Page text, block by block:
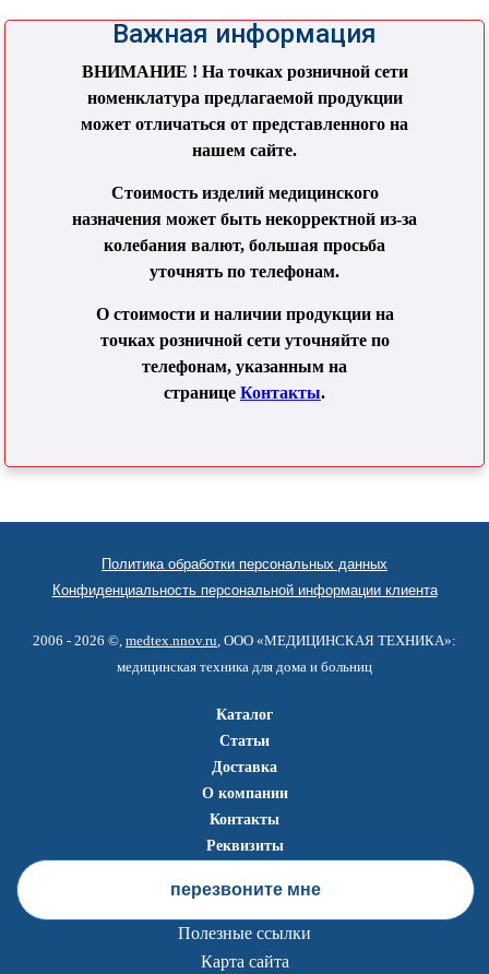
Важная информация
ВНИМАНИЕ ! На точках розничной сети
номенклатура предлагаемой продукции
может отличаться от представленного на
нашем сайте.
Стоимость изделий медицинского
назначения может быть некорректной из-за
колебания валют, большая просьба
уточнять по телефонам.
О стоимости и наличии продукции на
точках розничной сети уточняйте по
телефонам, указанным на
странице Контакты.
Политика обработки персональных данных
Конфиденциальность персональной информации клиента
2006 - 2026 ©, medtex.nnov.ru , ООО «МЕДИЦИНСКАЯ ТЕХНИКА»:
медицинская техника для дома и больниц
Каталог
Статьи
Доставка
О компании
Контакты
Реквизиты
перезвоните мне
Полезные ссылки
Карта сайта